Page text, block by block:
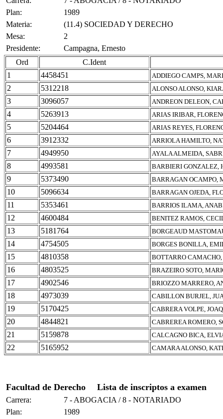
Plan:
1989
Materia:
(11.4) SOCIEDAD Y DERECHO
Mesa:
2
Presidente:
Campagna, Ernesto
Ord
C.Ident
1
4458451 ADDIEGO CAMPS,
2 5312218 ALONSO ALONSO,
3 3096057 ANDREON DELEON,
4 5263913 ARIAS IRIBAR,
5 5204464 ARIAS REYES,
6 3912332 ARRIOLA HAMILTO,
7 4949950 AYALA ALMEIDA,
8 4993581 BARBIERI GONZALEZ,
9 5373490 BARRAGAN OCAMPO,
10 5096634 BARRAGAN OJEDA,
11 5353461 BARRIOS ILAMA,
12 4600484 BENITEZ RAMOS,
13 5181764 BORGEAUD
14 4754505 BORGES BONILLA,
15 4810358 BOTTARRO CAMACHO,
16 4803525 BRAZEIRO SOTO,
17 4902546 BRIOZZO MARRERO,
18 4973039 CABILLON BURJEL,
19 5170425 CABRERA VOLPE,
20 4844821 CABREREA ROMERO,
21 5159878 CALCAGNO BICA,
22 5165952 CAMARA ALONSO,
Facultad de Derecho Lista de inscriptos a examen
Carrera:
7 - ABOGACIA / 8 - NOTARIADO
Plan:
1989